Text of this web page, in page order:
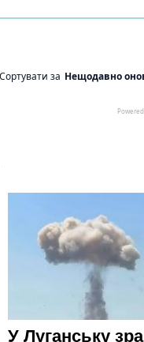
У Луганську